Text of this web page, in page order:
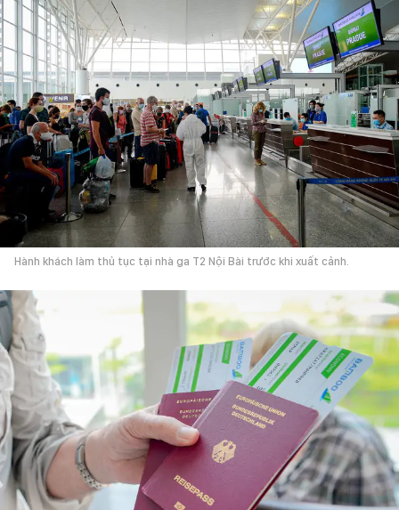
Hành khách làm thủ tục tại nhà ga T2 Nội Bài trước khi xuất cảnh.